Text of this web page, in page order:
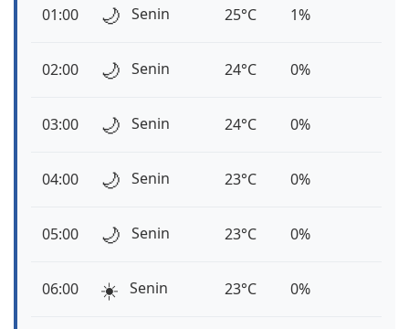
01:00 🌙 Senin 25°C 1%
02:00 🌙 Senin 24°C 0%
03:00 🌙 Senin 24°C 0%
04:00 🌙 Senin 23°C 0%
05:00 🌙 Senin 23°C 0%
06:00 ☀️ Senin 23°C 0%